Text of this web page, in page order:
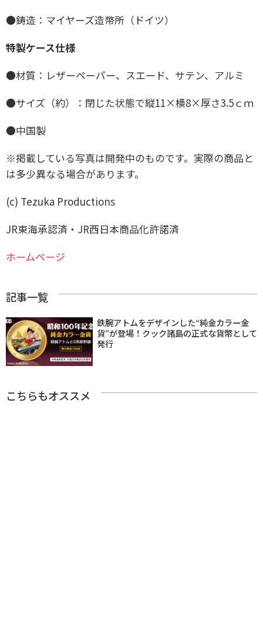
●鋳造：マイヤーズ造幣所（ドイツ）
特製ケース仕様
●材質：レザーペーパー、スエード、サテン、アルミ
●サイズ（約）：閉じた状態で縦11×横8×厚さ3.5ｃｍ
●中国製
※掲載している写真は開発中のものです。実際の商品と
は多少異なる場合があります。
(c) Tezuka Productions
JR東海承認済・JR西日本商品化許諾済
ホームページ
記事一覧
鉄腕アトムをデザインした“純金カラー金
貨”が登場！クック諸島の正式な貨幣として
発行
こちらもオススメ